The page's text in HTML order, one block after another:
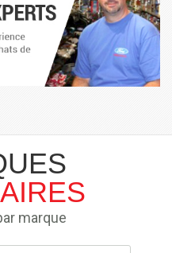
marque